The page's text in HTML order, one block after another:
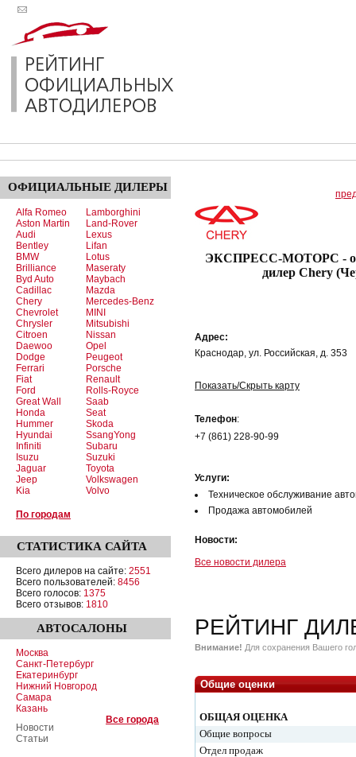
ОФИЦИАЛЬНЫЕ ДИЛЕРЫ
Alfa Romeo
Aston Martin
Audi
Bentley
BMW
Brilliance
Byd Auto
Cadillac
Chery
Chevrolet
Chrysler
Citroen
Daewoo
Dodge
Ferrari
Fiat
Ford
Great Wall
Honda
Hummer
Hyundai
Infiniti
Isuzu
Jaguar
Jeep
Kia
Lamborghini
Land-Rover
Lexus
Lifan
Lotus
Maseraty
Maybach
Mazda
Mercedes-Benz
MINI
Mitsubishi
Nissan
Opel
Peugeot
Porsche
Renault
Rolls-Royce
Saab
Seat
Skoda
SsangYong
Subaru
Suzuki
Toyota
Volkswagen
Volvo
По городам
СТАТИСТИКА САЙТА
Всего дилеров на сайте: 2551
Всего пользователей: 8456
Всего голосов: 1375
Всего отзывов: 1810
АВТОСАЛОНЫ
Москва
Санкт-Петербург
Екатеринбург
Нижний Новгород
Самара
Казань
Все города
Новости
Статьи
ЭКСПРЕСС-МОТОРС -
дилер Chery
Адрес:
Краснодар, ул. Российская, д. 353
Показать/Скрыть карту
Телефон:
+7 (861) 228-90-99
Услуги:
Техническое обслуживание
Продажа автомобилей
Новости:
Все новости дилера
РЕЙТИНГ
Внимание! Для сохранения Вашего
Общие оценки
ОБЩАЯ ОЦЕНКА
Общие вопросы
Отдел продаж